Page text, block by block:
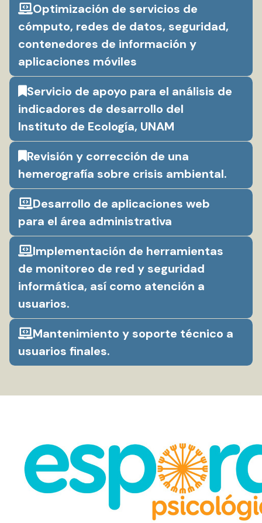
Optimización de servicios de
cómputo, redes de datos, seguridad,
contenedores de información y
aplicaciones móviles
Servicio de apoyo para el análisis de
indicadores de desarrollo del
Instituto de Ecología, UNAM
Revisión y corrección de una
hemerografía sobre crisis ambiental.
Desarrollo de aplicaciones web
para el área administrativa
Implementación de herramientas
de monitoreo de red y seguridad
informática, así como atención a
usuarios.
Mantenimiento y soporte técnico a
usuarios finales.